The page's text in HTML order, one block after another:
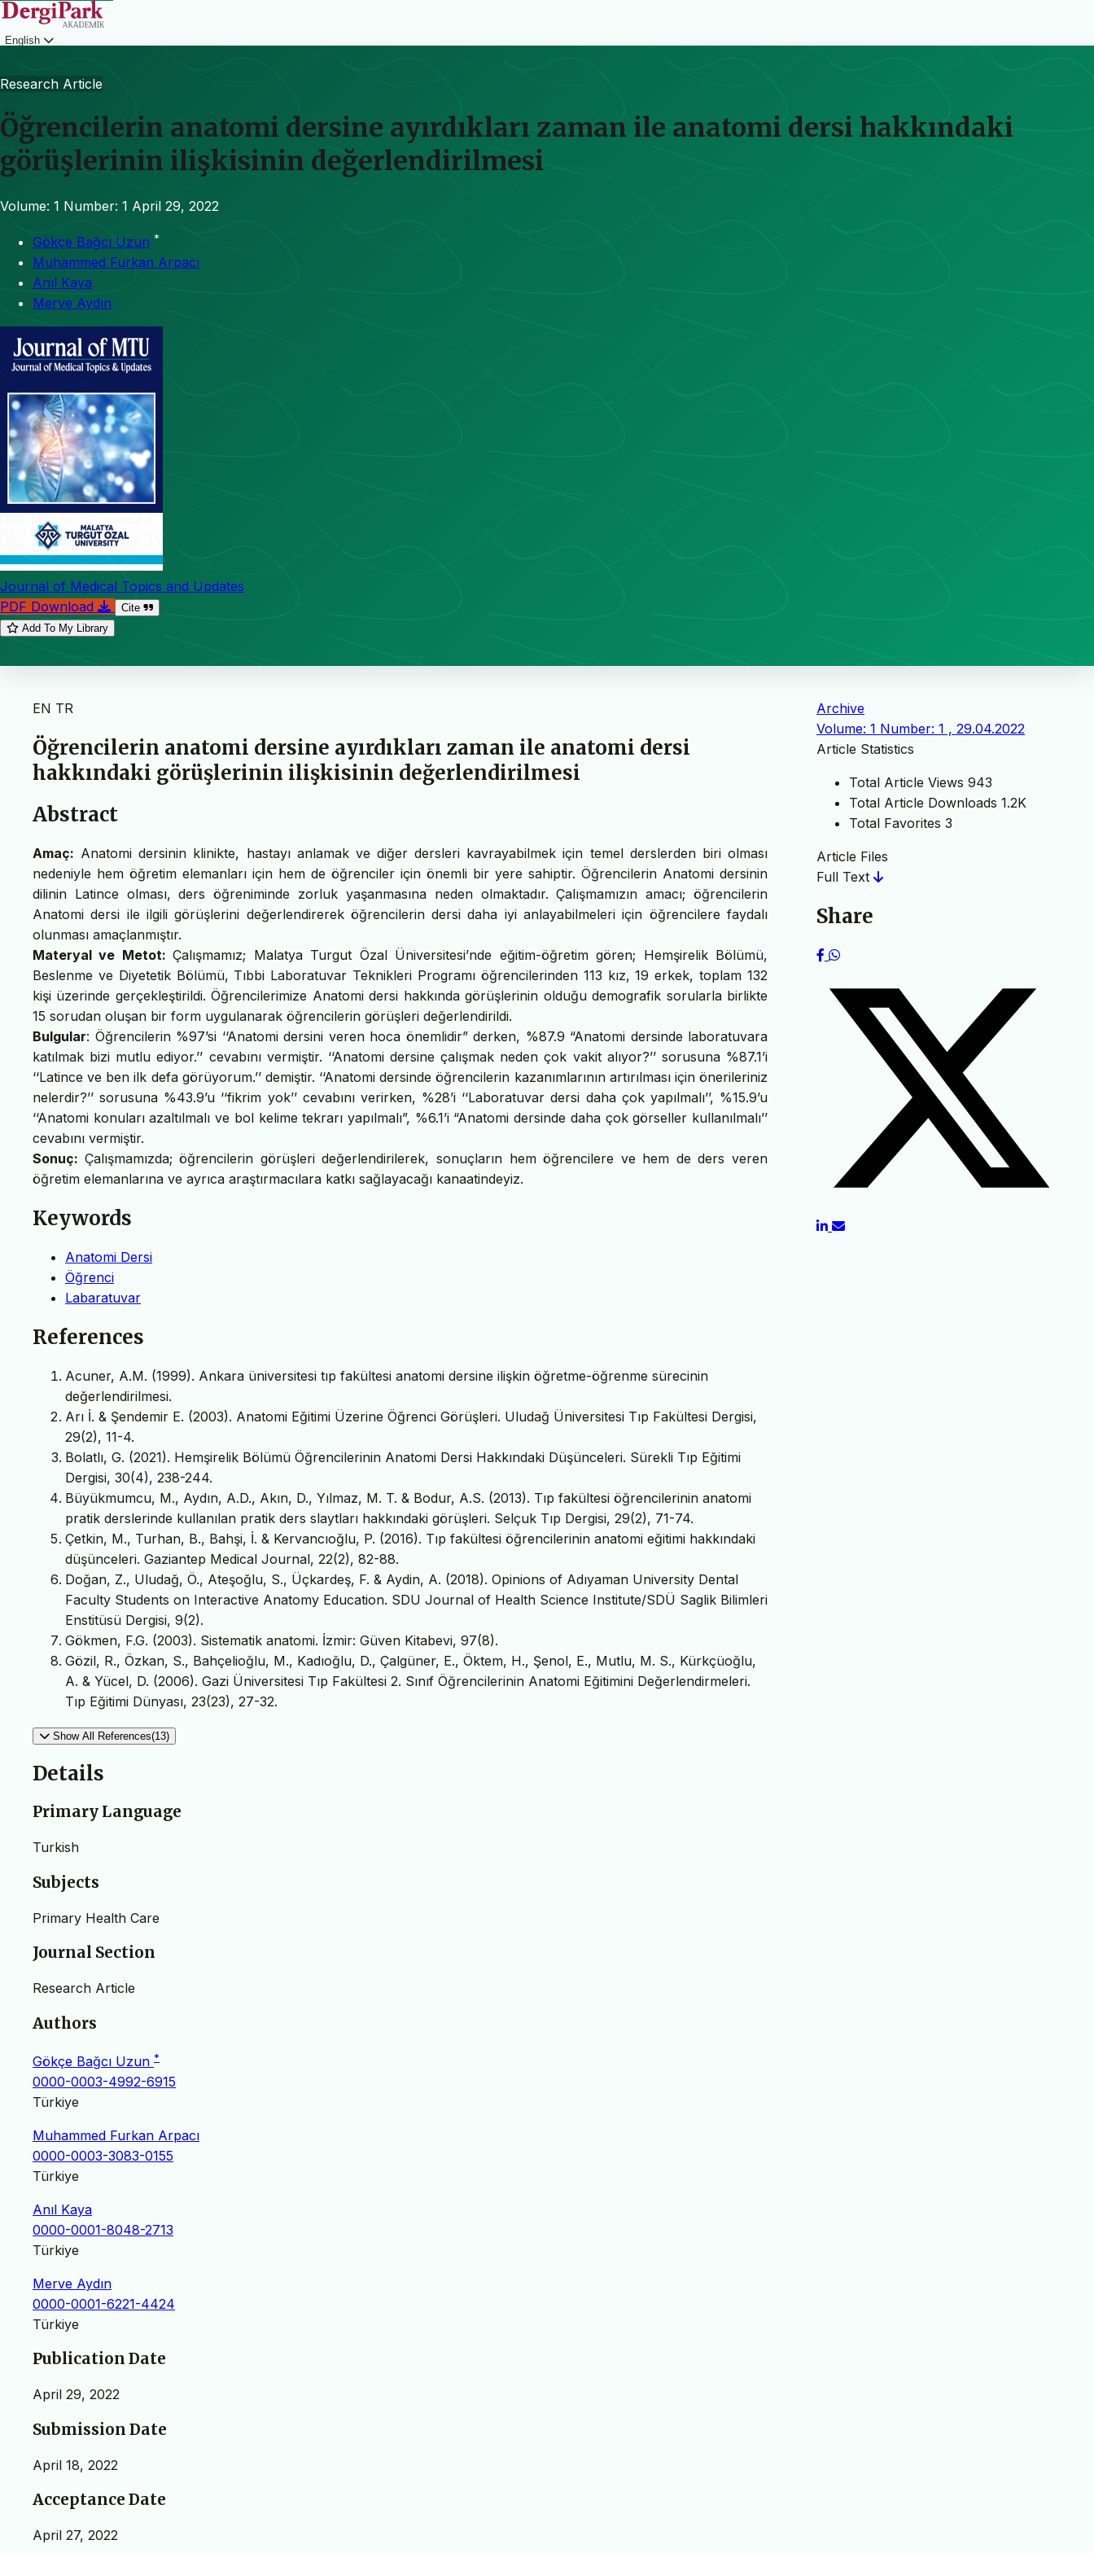
English
Research Article
Öğrencilerin anatomi dersine ayırdıkları zaman ile anatomi dersi hakkındaki
görüşlerinin ilişkisinin değerlendirilmesi
Volume: 1 Number: 1 April 29, 2022
Gökçe Bağcı Uzun *
Muhammed Furkan Arpacı
Anıl Kaya
Merve Aydın
Journal of Medical Topics and Updates
PDF Download
Cite
Add To My Library
EN TR
Öğrencilerin anatomi dersine ayırdıkları zaman ile anatomi dersi
hakkındaki görüşlerinin ilişkisinin değerlendirilmesi
Abstract
Amaç: Anatomi dersinin klinikte, hastayı anlamak ve diğer dersleri kavrayabilmek için temel derslerden biri olması
nedeniyle hem öğretim elemanları için hem de öğrenciler için önemli bir yere sahiptir. Öğrencilerin Anatomi dersinin
dilinin Latince olması, ders öğreniminde zorluk yaşanmasına neden olmaktadır. Çalışmamızın amacı; öğrencilerin
Anatomi dersi ile ilgili görüşlerini değerlendirerek öğrencilerin dersi daha iyi anlayabilmeleri için öğrencilere faydalı
olunması amaçlanmıştır.
Materyal ve Metot:Çalışmamız; Malatya Turgut Özal Üniversitesi’nde eğitim-öğretim gören; Hemşirelik Bölümü,
Beslenme ve Diyetetik Bölümü, Tıbbi Laboratuvar Teknikleri Programı öğrencilerinden 113 kız, 19 erkek, toplam 132
kişi üzerinde gerçekleştirildi. Öğrencilerimize Anatomi dersi hakkında görüşlerinin olduğu demografik sorularla birlikte
15 sorudan oluşan bir form uygulanarak öğrencilerin görüşleri değerlendirildi.
Bulgular: Öğrencilerin %97’si ‘‘Anatomi dersini veren hoca önemlidir” derken, %87.9 “Anatomi dersinde laboratuvara
katılmak bizi mutlu ediyor.’’ cevabını vermiştir. ‘‘Anatomi dersine çalışmak neden çok vakit alıyor?’’ sorusuna %87.1’i
‘‘Latince ve ben ilk defa görüyorum.’’ demiştir. ‘‘Anatomi dersinde öğrencilerin kazanımlarının artırılması için önerileriniz
nelerdir?’’ sorusuna %43.9’u ‘‘fikrim yok’’ cevabını verirken, %28’i ‘‘Laboratuvar dersi daha çok yapılmalı’’, %15.9’u
‘‘Anatomi konuları azaltılmalı ve bol kelime tekrarı yapılmalı”, %6.1’i “Anatomi dersinde daha çok görseller kullanılmalı’’
cevabını vermiştir.
Sonuç: Çalışmamızda; öğrencilerin görüşleri değerlendirilerek, sonuçların hem öğrencilere ve hem de ders veren
öğretim elemanlarına ve ayrıca araştırmacılara katkı sağlayacağı kanaatindeyiz.
Keywords
Anatomi Dersi
Öğrenci
Labaratuvar
References
Acuner, A.M. (1999). Ankara üniversitesi tıp fakültesi anatomi dersine ilişkin öğretme-öğrenme sürecinin
değerlendirilmesi.
Arı İ. & Şendemir E. (2003). Anatomi Eğitimi Üzerine Öğrenci Görüşleri. Uludağ Üniversitesi Tıp Fakültesi Dergisi,
29(2), 11-4.
Bolatlı, G. (2021). Hemşirelik Bölümü Öğrencilerinin Anatomi Dersi Hakkındaki Düşünceleri. Sürekli Tıp Eğitimi
Dergisi, 30(4), 238-244.
Büyükmumcu, M., Aydın, A.D., Akın, D., Yılmaz, M. T. & Bodur, A.S. (2013). Tıp fakültesi öğrencilerinin anatomi
pratik derslerinde kullanılan pratik ders slaytları hakkındaki görüşleri. Selçuk Tıp Dergisi, 29(2), 71-74.
Çetkin, M., Turhan, B., Bahşi, İ. & Kervancıoğlu, P. (2016). Tıp fakültesi öğrencilerinin anatomi eğitimi hakkındaki
düşünceleri. Gaziantep Medical Journal, 22(2), 82-88.
Doğan, Z., Uludağ, Ö., Ateşoğlu, S., Üçkardeş, F. & Aydin, A. (2018). Opinions of Adıyaman University Dental
Faculty Students on Interactive Anatomy Education. SDU Journal of Health Science Institute/SDÜ Saglik Bilimleri
Enstitüsü Dergisi, 9(2).
Gökmen, F.G. (2003). Sistematik anatomi. İzmir: Güven Kitabevi, 97(8).
Gözil, R., Özkan, S., Bahçelioğlu, M., Kadıoğlu, D., Çalgüner, E., Öktem, H., Şenol, E., Mutlu, M. S., Kürkçüoğlu,
A. & Yücel, D. (2006). Gazi Üniversitesi Tıp Fakültesi 2. Sınıf Öğrencilerinin Anatomi Eğitimini Değerlendirmeleri.
Tıp Eğitimi Dünyası, 23(23), 27-32.
Show All References(13)
Details
Primary Language
Turkish
Subjects
Primary Health Care
Journal Section
Research Article
Authors
Gökçe Bağcı Uzun *
0000-0003-4992-6915
Türkiye
Muhammed Furkan Arpacı
0000-0003-3083-0155
Türkiye
Anıl Kaya
0000-0001-8048-2713
Türkiye
Merve Aydın
0000-0001-6221-4424
Türkiye
Publication Date
April 29, 2022
Submission Date
April 18, 2022
Acceptance Date
April 27, 2022
Archive
Volume: 1 Number: 1 , 29.04.2022
Article Statistics
Total Article Views 943
Total Article Downloads 1.2K
Total Favorites 3
Article Files
Full Text
Share